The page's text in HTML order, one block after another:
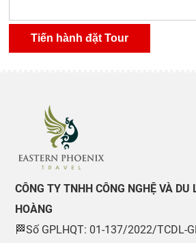
CÔNG TY TNHH CÔNG NGHỆ VÀ DU
HOÀNG
🏁Số GPLHQT: 01-137/2022/TCDL-